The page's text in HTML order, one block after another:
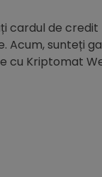
cardul de credit
Acum, sunteți
cu Kriptomat